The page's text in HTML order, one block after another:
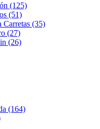
(125)
(51)
Carretas (35)
(27)
(26)
(164)